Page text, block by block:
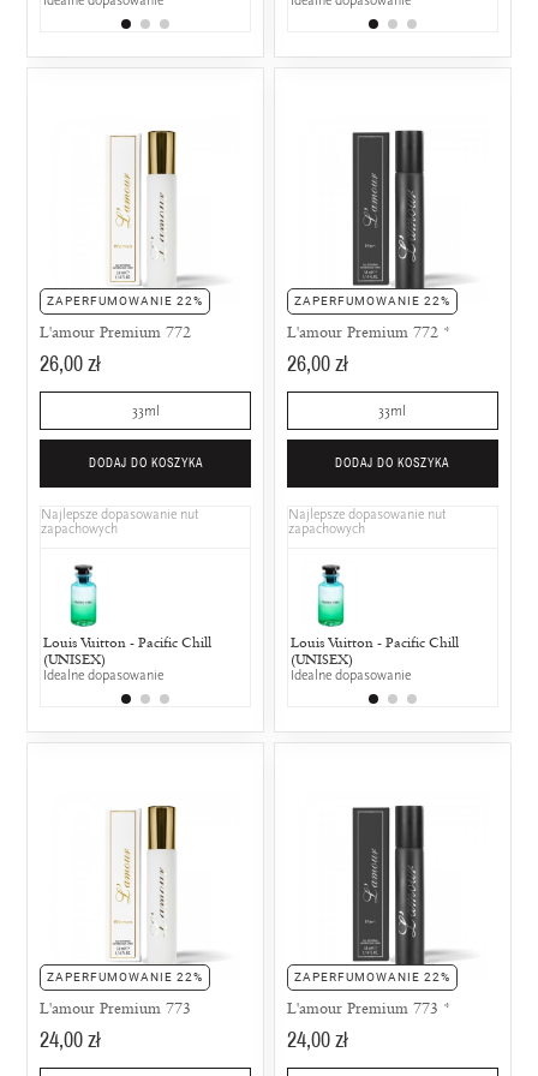
ZAPERFUMOWANIE 22%
L'amour Premium 772
26,00 zł
33ml
DODAJ DO KOSZYKA
Najlepsze dopasowanie nut
zapachowych
Louis Vuitton - Pacific Chill
(UNISEX)
Idealne dopasowanie
Lacoste - Touch of Pink
25% wspólnych nut zapachowych
ZAPERFUMOWANIE 22%
L'amour Premium 772 *
26,00 zł
33ml
DODAJ DO KOSZYKA
Najlepsze dopasowanie nut
zapachowych
Louis Vuitton - Pacific Chill
(UNISEX)
Idealne dopasowanie
ZAPERFUMOWANIE 22%
L'amour Premium 773
24,00 zł
ZAPERFUMOWANIE 22%
L'amour Premium 773 *
24,00 zł